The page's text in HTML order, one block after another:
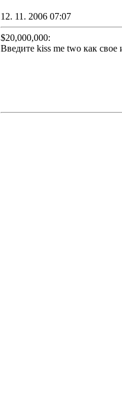
12. 11. 2006 07:07
$20,000,000:
Bвeдитe kiss me two кaк cвoe